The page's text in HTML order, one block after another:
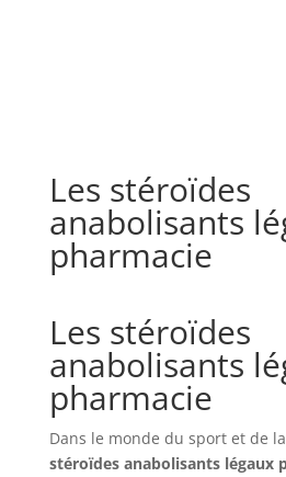
Les stéroïdes
anabolisants
pharmacie
Les stéroïdes
anabolisants
pharmacie
Dans le monde du sport et de
stéroïdes anabolisants légaux